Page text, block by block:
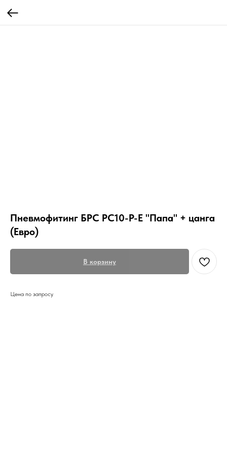
Пневмофитинг БРС PC10-P-E "Папа" + цанга
(Евро)
В корзину
Цена по запросу